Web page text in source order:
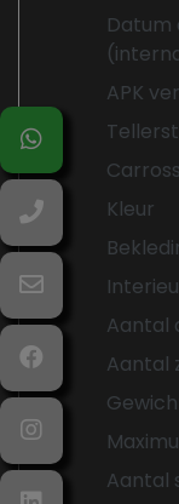
APK
Kleur
Aantal
Aantal
Aantal